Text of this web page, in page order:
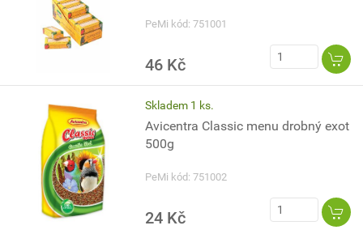
PeMi kód: 751001
46 Kč
Skladem 1 ks.
Avicentra Classic menu drobný exot
500g
PeMi kód: 751002
24 Kč